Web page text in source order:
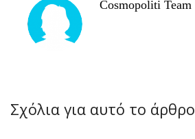
Cosmopoliti Team
Σχόλια για αυτό το άρθρο